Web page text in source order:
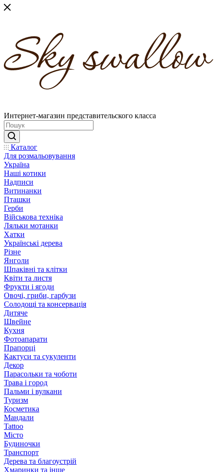
Интернет-магазин представительского класса
Каталог
Для розмальовування
Україна
Наші котики
Надписи
Витинанки
Пташки
Герби
Військова техніка
Ляльки мотанки
Хатки
Українські дерева
Різне
Янголи
Шпаківні та клітки
Квіти та листя
Фрукти і ягоди
Овочі, гриби, гарбузи
Солодощі та консервація
Дитяче
Швейне
Кухня
Фотоапарати
Прапорці
Кактуси та сукуленти
Декор
Парасольки та чоботи
Трава і город
Пальми і вулкани
Туризм
Косметика
Мандали
Tattoo
Місто
Будиночки
Транспорт
Дерева та благоустрій
Хмаринки та інше